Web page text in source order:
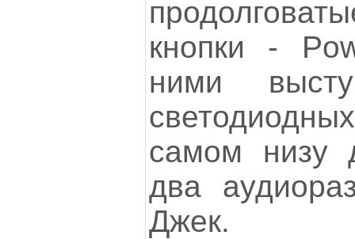
кнопки -
ними
самом низу
два
Джек.